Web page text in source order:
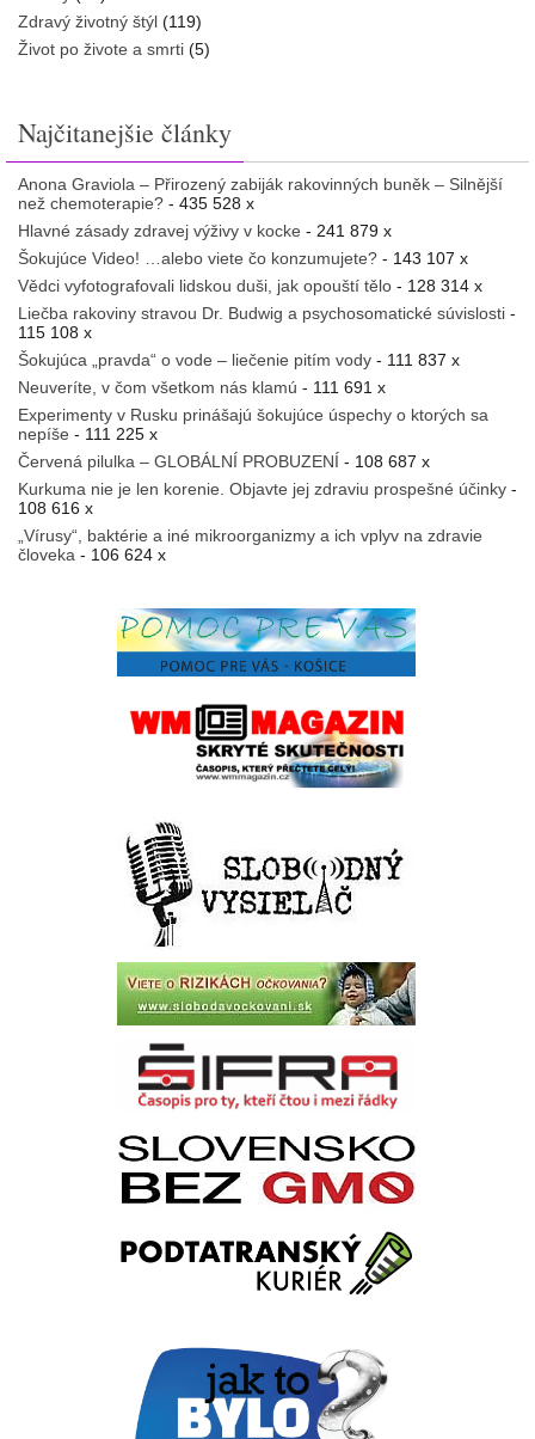
Zdravý životný štýl (119)
Život po živote a smrti (5)
Najčitanejšie články
Anona Graviola – Přirozený zabiják rakovinných buněk – Silnější
než chemoterapie? - 435 528 x
Hlavné zásady zdravej výživy v kocke - 241 879 x
Šokujúce Video! …alebo viete čo konzumujete? - 143 107 x
Vědci vyfotografovali lidskou duši, jak opouští tělo - 128 314 x
Liečba rakoviny stravou Dr. Budwig a psychosomatické súvislosti -
115 108 x
Šokujúca „pravda“ o vode – liečenie pitím vody - 111 837 x
Neuveríte, v čom všetkom nás klamú - 111 691 x
Experimenty v Rusku prinášajú šokujúce úspechy o ktorých sa
nepíše - 111 225 x
Červená pilulka – GLOBÁLNÍ PROBUZENÍ - 108 687 x
Kurkuma nie je len korenie. Objavte jej zdraviu prospešné účinky -
108 616 x
„Vírusy“, baktérie a iné mikroorganizmy a ich vplyv na zdravie
človeka - 106 624 x